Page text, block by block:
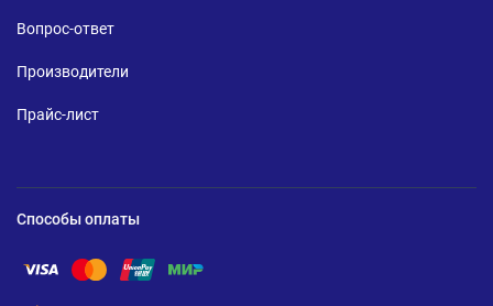
Вопрос-ответ
Производители
Прайс-лист
Способы оплаты
Помощь по оплате Visa
Помощь по оплате Mastercard
Помощь по оплате UnionPay
Помощь по оплате Мир